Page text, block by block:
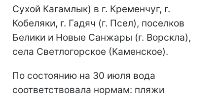
Сухой Кагамлык) в г. Кременчуг, г.
Кобеляки, г. Гадяч (г. Псел), поселков
Белики и Новые Санжары (г. Ворскла),
села Светлогорское (Каменское).
По состоянию на 30 июля вода
соответствовала нормам: пляжи